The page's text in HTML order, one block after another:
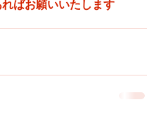
ばお願いいたします